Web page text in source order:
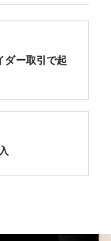
ダー取引で起